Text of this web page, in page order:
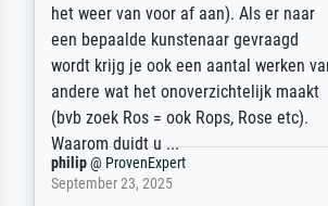
Ehefrau sein zum Hochzeits- gleichzeitig
auch Geburtstag sein) doch nach zu
Hause zugestellt wurde.
Jürgen@ProvenExpert
April 22, 2026